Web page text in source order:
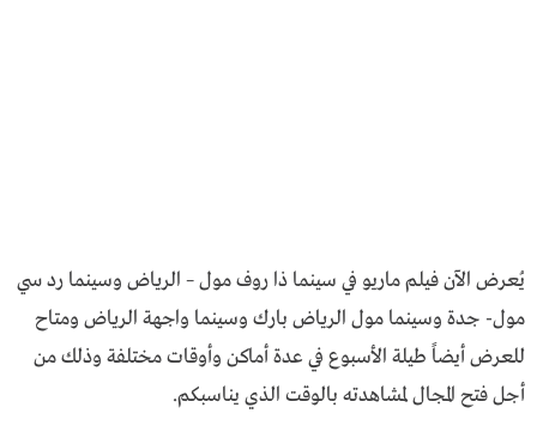
يُعرض الآن فيلم ماريو في سينما ذا روف مول – الرياض وسينما رد سي
مول- جدة وسينما مول الرياض بارك وسينما واجهة الرياض ومتاح
للعرض أيضاً طيلة الأسبوع في عدة أماكن وأوقات مختلفة وذلك من
أجل فتح المجال لمشاهدته بالوقت الذي يناسبكم.